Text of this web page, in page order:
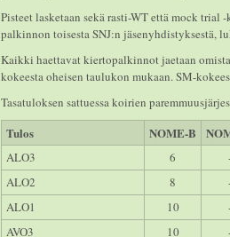
Pisteet lasketaan sekä rasti-WT että mock
palkinnon toisesta SNJ:n jäsenyhdistyksestä,
Kaikki haettavat kiertopalkinnot jaetaan
kokeesta oheisen taulukon mukaan. SM-
Tasatuloksen sattuessa koirien
Tulos NOME-B
ALO3 6
ALO2
8
ALO1
10
AVO3
10